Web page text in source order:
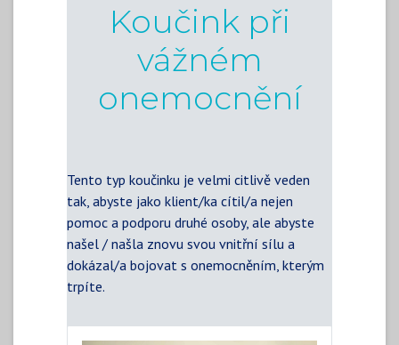
Koučink při
vážném
onemocnění
Tento typ koučinku je velmi citlivě veden
tak, abyste jako klient/ka cítil/a nejen
pomoc a podporu druhé osoby, ale abyste
našel / našla znovu svou vnitřní sílu a
dokázal/a bojovat s onemocněním, kterým
trpíte.